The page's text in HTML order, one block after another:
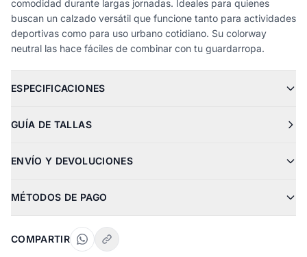
comodidad durante largas jornadas. Ideales para quienes
buscan un calzado versátil que funcione tanto para actividades
deportivas como para uso urbano cotidiano. Su colorway
neutral las hace fáciles de combinar con tu guardarropa.
ESPECIFICACIONES
GUÍA DE TALLAS
ENVÍO Y DEVOLUCIONES
MÉTODOS DE PAGO
COMPARTIR